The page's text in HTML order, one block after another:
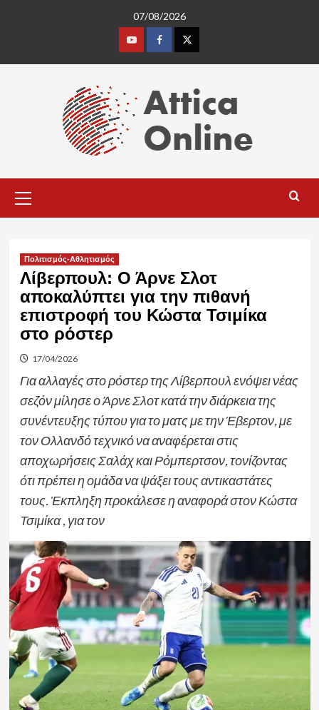
07/08/2026
YoutubeFacebookTwitter
Menu
Πολιτισμός-Αθλητισμός
Λίβερπουλ: Ο Άρνε Σλοτ
αποκαλύπτει για την πιθανή
επιστροφή του Κώστα Τσιμίκα
στο ρόστερ
17/04/2026
Για αλλαγές στο ρόστερ της Λίβερπουλ ενόψει νέας
σεζόν μίλησε ο Άρνε Σλοτ κατά την διάρκεια της
συνέντευξης τύπου για το ματς με την Έβερτον, με
τον Ολλανδό τεχνικό να αναφέρεται στις
αποχωρήσεις Σαλάχ και Ρόμπερτσον, τονίζοντας
ότι πρέπει η ομάδα να ψάξει τους αντικαστάτες
τους. Έκπληξη προκάλεσε η αναφορά στον Κώστα
Τσιμίκα , για τον